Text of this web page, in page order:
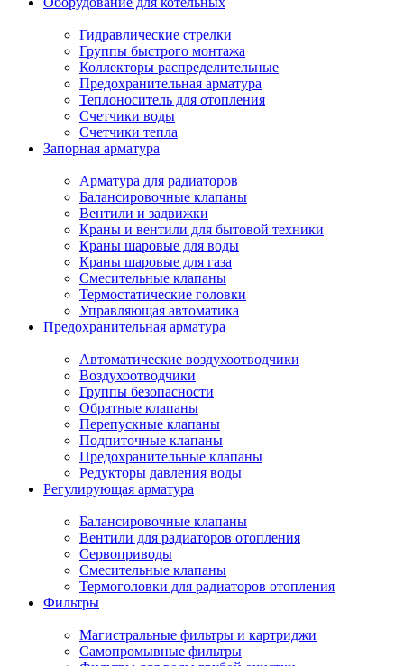
Гидравлические стрелки
Группы быстрого монтажа
Коллекторы распределительные
Предохранительная арматура
Теплоноситель для отопления
Счетчики воды
Счетчики тепла
Запорная арматура
Арматура для радиаторов
Балансировочные клапаны
Вентили и задвижки
Краны и вентили для бытовой техники
Краны шаровые для воды
Краны шаровые для газа
Смесительные клапаны
Термостатические головки
Управляющая автоматика
Предохранительная арматура
Автоматические воздухоотводчики
Воздухоотводчики
Группы безопасности
Обратные клапаны
Перепускные клапаны
Подпиточные клапаны
Предохранительные клапаны
Редукторы давления воды
Регулирующая арматура
Балансировочные клапаны
Вентили для радиаторов отопления
Сервоприводы
Смесительные клапаны
Термоголовки для радиаторов отопления
Фильтры
Магистральные фильтры и картриджи
Самопромывные фильтры